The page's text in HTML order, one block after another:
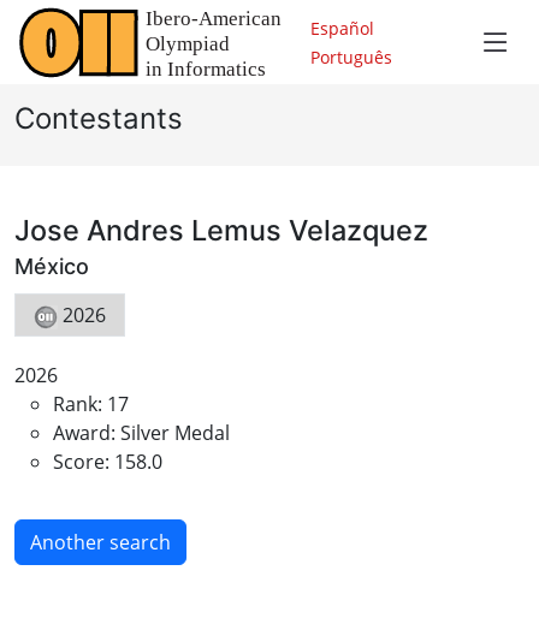
Español
Português
Contestants
Jose Andres Lemus Velazquez
México
2026
2026
Rank: 17
Award: Silver Medal
Score: 158.0
Another search